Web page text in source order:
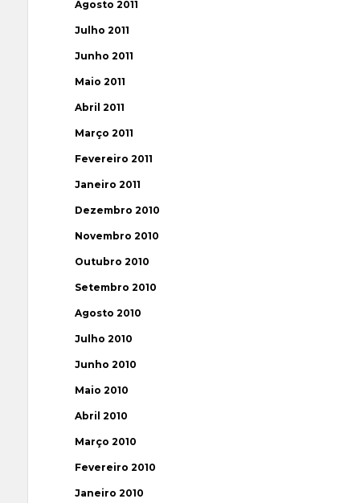
Agosto 2011
Julho 2011
Junho 2011
Maio 2011
Abril 2011
Março 2011
Fevereiro 2011
Janeiro 2011
Dezembro 2010
Novembro 2010
Outubro 2010
Setembro 2010
Agosto 2010
Julho 2010
Junho 2010
Maio 2010
Abril 2010
Março 2010
Fevereiro 2010
Janeiro 2010